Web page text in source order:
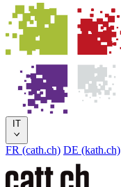
IT
FR (cath.ch) DE (kath.ch)